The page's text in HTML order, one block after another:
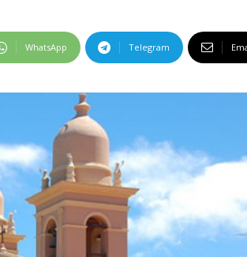
WhatsApp Telegram